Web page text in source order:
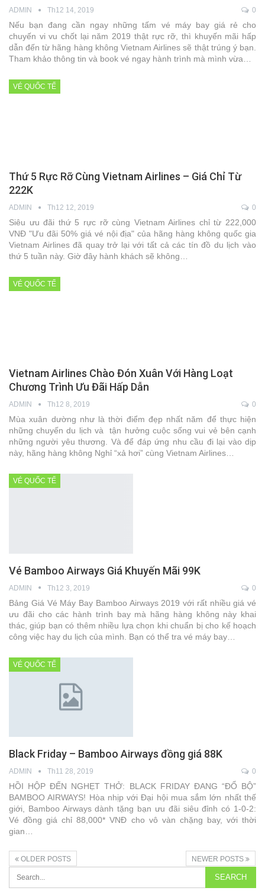
ADMIN Th12 14, 2019 0
Nếu bạn đang cần ngay những tấm vé máy bay giá rẻ cho
chuyến vi vu chốt lại năm 2019 thật rực rỡ, thì khuyến mãi hấp
dẫn đến từ hãng hàng không Vietnam Airlines sẽ thật trúng ý bạn.
Tham khảo thông tin và book vé ngay hành trình mà mình vừa…
VÉ QUỐC TẾ
Thứ 5 Rực Rỡ Cùng Vietnam Airlines – Giá Chỉ Từ
222K
ADMIN Th12 12, 2019 0
Siêu ưu đãi thứ 5 rực rỡ cùng Vietnam Airlines chỉ từ 222,000
VNĐ "Ưu đãi 50% giá vé nội địa" của hãng hàng không quốc gia
Vietnam Airlines đã quay trở lại với tất cả các tín đồ du lịch vào
thứ 5 tuần này. Giờ đây hành khách sẽ không…
VÉ QUỐC TẾ
Vietnam Airlines Chào Đón Xuân Với Hàng Loạt
Chương Trình Ưu Đãi Hấp Dẫn
ADMIN Th12 8, 2019 0
Mùa xuân dường như là thời điểm đẹp nhất năm để thực hiện
những chuyến du lịch và tận hưởng cuộc sống vui vẻ bên cạnh
những người yêu thương. Và để đáp ứng nhu cầu đi lại vào dịp
này, hãng hàng không Nghỉ “xả hơi” cùng Vietnam Airlines…
VÉ QUỐC TẾ
Vé Bamboo Airways Giá Khuyến Mãi 99K
ADMIN Th12 3, 2019 0
Bảng Giá Vé Máy Bay Bamboo Airways 2019 với rất nhiều giá vé
ưu đãi cho các hành trình bay mà hãng hàng không này khai
thác, giúp bạn có thêm nhiều lựa chọn khi chuẩn bị cho kế hoạch
công việc hay du lịch của mình. Bạn có thể tra vé máy bay…
VÉ QUỐC TẾ
Black Friday – Bamboo Airways đồng giá 88K
ADMIN Th11 28, 2019 0
HỒI HỘP ĐẾN NGHẸT THỞ: BLACK FRIDAY ĐANG “ĐỔ BỘ”
BAMBOO AIRWAYS! Hòa nhịp với Đại hội mua sắm lớn nhất thế
giới, Bamboo Airways dành tặng bạn ưu đãi siêu đỉnh có 1-0-2:
Vé đồng giá chỉ 88,000* VNĐ cho vô vàn chặng bay, với thời
gian…
OLDER POSTS NEWER POSTS